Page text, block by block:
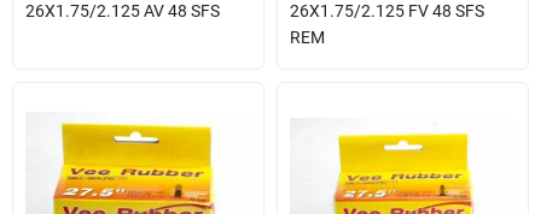
26X1.75/2.125 AV 48 SFS
26X1.75/2.125 FV 48 SFS
REM